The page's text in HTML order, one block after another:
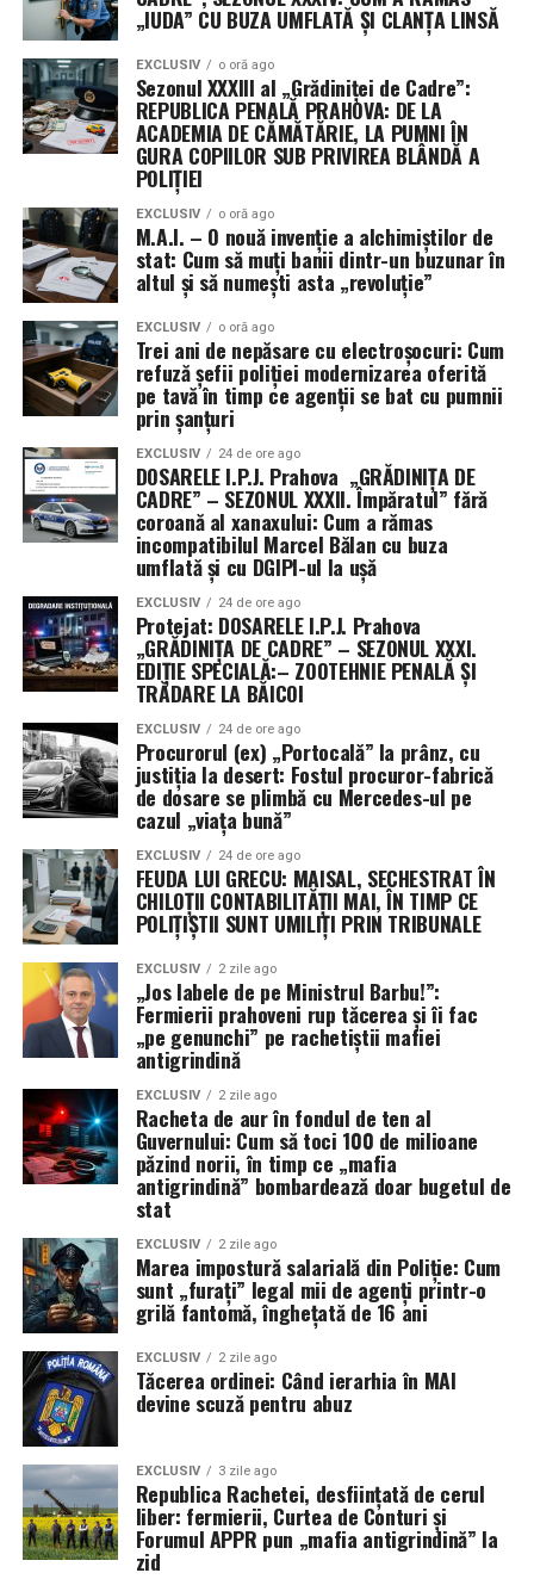
operațiunea.
În replică, ministrul apărării, Guido Crosetto, a respins
criticile, susținând că misiunea a fost aprobată încă din
luna martie, în cadrul unei rezoluții care permitea
redistribuirea forțelor în regiunile geografice deja
autorizate. Totuși, amploarea tehnologică și riscul
operațional par să fi depășit așteptările multor aleși de
la Roma.
Vitrină tehnologică și câmp de
antrenament împotriva Iranului
Dincolo de obiectivele strategice, misiunea din Golf are
două mize esențiale. Pe de o parte, oferă armatei italiene
ocazia rară de a acumula experiență operativă directă
împotriva tehnologiilor militare iraniene, colectând
date vitale despre apărarea antirachetă și lupta anti-
dronă.
Pe de altă parte, există o dimensiune industrială
evidentă. Prin desfășurarea sistemelor SAMP/T și a
tehnologiilor anti-dronă de la Leonardo în condiții reale
de conflict, Italia își transformă misiunea într-o
veritabilă vitrină comercială. Succesul acestor
echipamente sub presiunea atacurilor din Golf ar putea
consolida poziția Italiei pe piața globală de armament,
demonstrând că tehnologia națională este pregătită
pentru cele mai dure provocări moderne.
„IUDA” CU BUZA UMFLATĂ ȘI CLANȚA LINSĂ
EXCLUSIV o oră ago
Sezonul XXXIII al „Grădiniței de Cadre”:
REPUBLICA PENALĂ PRAHOVA: DE LA
ACADEMIA DE CĂMĂTĂRIE, LA PUMNI ÎN
GURA COPIILOR SUB PRIVIREA BLÂNDĂ A
POLIȚIEI
EXCLUSIV o oră ago
M.A.I. – O nouă invenție a alchimiștilor de
stat: Cum să muți banii dintr-un buzunar în
altul și să numești asta „revoluție”
EXCLUSIV o oră ago
Trei ani de nepăsare cu electroșocuri: Cum
refuză șefii poliției modernizarea oferită
pe tavă în timp ce agenții se bat cu pumnii
prin șanțuri
EXCLUSIV 24 de ore ago
DOSARELE I.P.J. Prahova „GRĂDINIȚA DE
CADRE” – SEZONUL XXXII. Împăratul” fără
coroană al xanaxului: Cum a rămas
incompatibilul Marcel Bălan cu buza
umflată și cu DGIPI-ul la ușă
EXCLUSIV 24 de ore ago
Protejat: DOSARELE I.P.J. Prahova
„GRĂDINIȚA DE CADRE” – SEZONUL XXXI.
EDIȚIE SPECIALĂ:– ZOOTEHNIE PENALĂ ȘI
TRĂDARE LA BĂICOI
EXCLUSIV 24 de ore ago
Procurorul (ex) „Portocală” la prânz, cu
justiția la desert: Fostul procuror-fabrică
de dosare se plimbă cu Mercedes-ul pe
cazul „viața bună”
EXCLUSIV 24 de ore ago
FEUDA LUI GRECU: MAISAL, SECHESTRAT ÎN
CHILOȚII CONTABILITĂȚII MAI, ÎN TIMP CE
POLIȚIȘTII SUNT UMILIȚI PRIN TRIBUNALE
EXCLUSIV 2 zile ago
„Jos labele de pe Ministrul Barbu!”:
Fermierii prahoveni rup tăcerea și îi fac
„pe genunchi” pe rachetiștii mafiei
antigrindină
EXCLUSIV 2 zile ago
Racheta de aur în fondul de ten al
Guvernului: Cum să toci 100 de milioane
păzind norii, în timp ce „mafia
antigrindină” bombardează doar bugetul de
stat
EXCLUSIV 2 zile ago
Marea impostură salarială din Poliție: Cum
sunt „furați” legal mii de agenți printr-o
grilă fantomă, înghețată de 16 ani
EXCLUSIV 2 zile ago
Tăcerea ordinei: Când ierarhia în MAI
devine scuză pentru abuz
EXCLUSIV 3 zile ago
Republica Rachetei, desființată de cerul
liber: fermierii, Curtea de Conturi și
Forumul APPR pun „mafia antigrindină” la
zid